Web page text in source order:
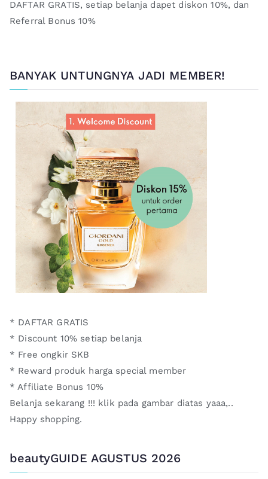
DAFTAR GRATIS, setiap belanja dapet diskon 10%, dan
Referral Bonus 10%
BANYAK UNTUNGNYA JADI MEMBER!
* DAFTAR GRATIS
* Discount 10% setiap belanja
* Free ongkir SKB
* Reward produk harga special member
* Affiliate Bonus 10%
Belanja sekarang !!! klik pada gambar diatas yaaa,..
Happy shopping.
beautyGUIDE AGUSTUS 2026